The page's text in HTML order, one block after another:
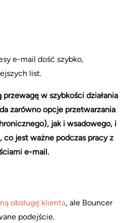
e-mail dość szybko,
list.
w szybkości działania
zarówno opcje przetwarzania
jak i wsadowego, i
co jest ważne podczas pracy z
e-mail.
obsługę klienta, ale Bouncer
podejście.